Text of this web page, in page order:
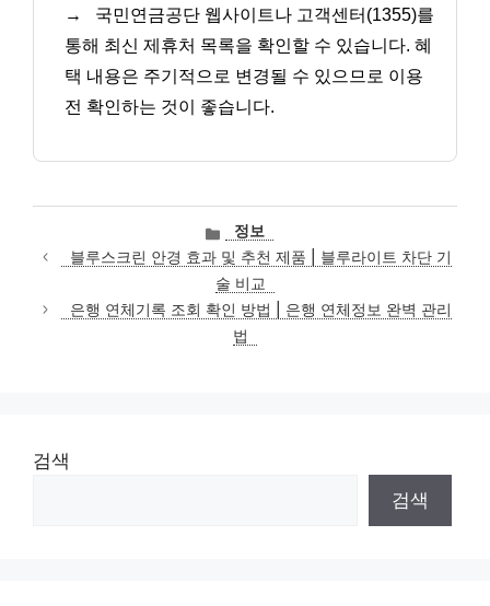
→
국민연금공단 웹사이트나 고객센터(1355)를
통해 최신 제휴처 목록을 확인할 수 있습니다. 혜
택 내용은 주기적으로 변경될 수 있으므로 이용
전 확인하는 것이 좋습니다.
카
테
고
리
정보
블루스크린 안경 효과 및 추천 제품 | 블루라이트 차단 기
술 비교
은행 연체기록 조회 확인 방법 | 은행 연체정보 완벽 관리
법
검색
검색